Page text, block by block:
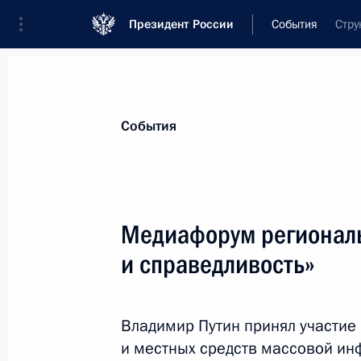
Президент России События
Новости
21 апреля состоится встреча
События
Медиафорум
и справедливость»
Владимир Путин принял
и местных средств массовой